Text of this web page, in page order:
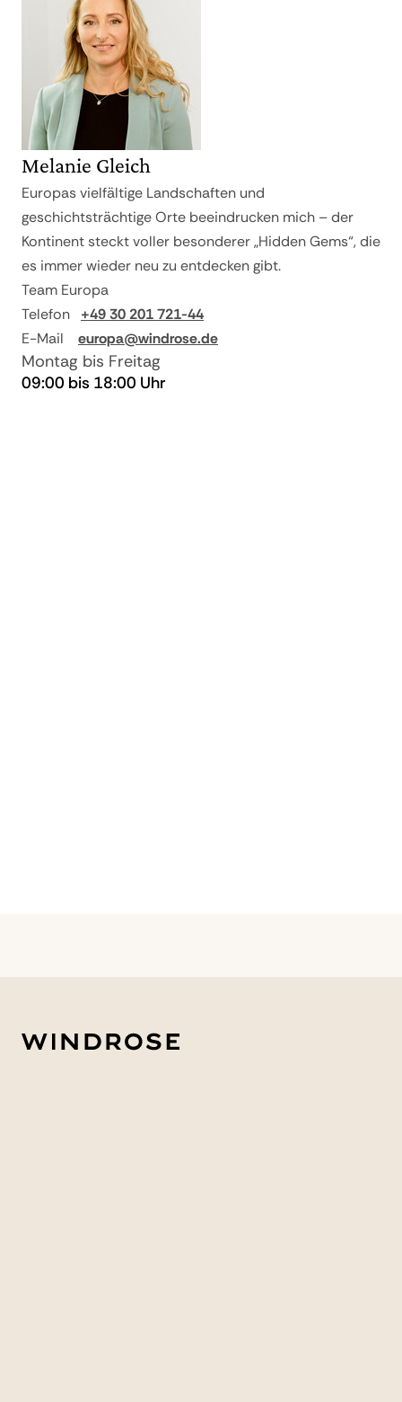
Qualifizierte Deutsch sprechende
WINDROSE-Reiseleitung
Eintrittsgebühren
geringen Niederschlag
In Kooperation mit
ab 30 und bis 25
ab 24 und bis 18
ab 17 und bis 11
Reisepreis
ab 10 und bis 4
80% vom
Reisepreis
ab 3 und bei
Nichtantritt
Melanie Gleich
Europas vielfältige Landschaften und
geschichtsträchtige Orte beeindrucken mich – der
Kontinent steckt voller besonderer „Hidden Gems“, die
es immer wieder neu zu entdecken gibt.
Team Europa
Telefon
+49 30 201 721-44
E-Mail
europa@windrose.de
Montag bis Freitag
09:00 bis 18:00 Uhr